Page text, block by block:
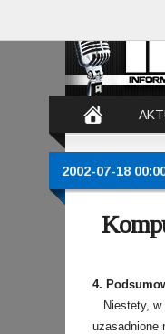
2002-07-18
4.
Niestety, w
uzasadnione